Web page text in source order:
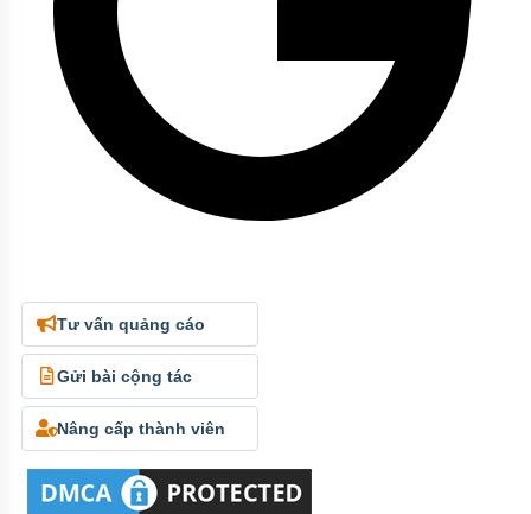
Tư vấn quảng cáo
Gửi bài cộng tác
Nâng cấp thành viên